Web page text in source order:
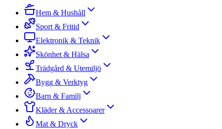
Hem & Hushåll
Sport & Fritid
Elektronik & Teknik
Skönhet & Hälsa
Trädgård & Utemiljö
Bygg & Verktyg
Barn & Familj
Kläder & Accessoarer
Mat & Dryck